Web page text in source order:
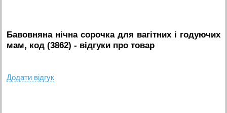
Бавовняна нічна сорочка для вагітних і годуючих
мам, код (3862) - вiдгуки про товар
Додати вiдгук